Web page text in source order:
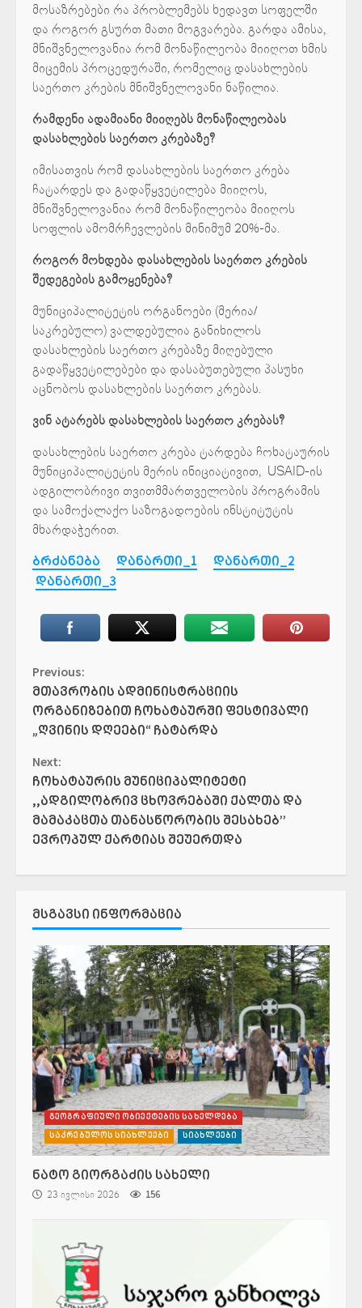
მოსაზრებები რა პრობლემებს ხედავთ სოფელში
და როგორ გსურთ მათი მოგვარება. გარდა ამისა,
მნიშვნელოვანია რომ მონაწილეობა მიიღოთ ხმის
მიცემის პროცედურაში, რომელიც დასახლების
საერთო კრების მნიშვნელოვანი ნაწილია.
რამდენი ადამიანი მიიღებს მონაწილეობას
დასახლების საერთო კრებაზე?
იმისათვის რომ დასახლების საერთო კრება
ჩატარდეს და გადაწყვეტილება მიიღოს,
მნიშვნელოვანია რომ მონაწილეობა მიიღოს
სოფლის ამომრჩევლების მინიმუმ 20%-მა.
როგორ მოხდება დასახლების საერთო კრების
შედეგების გამოყენება?
მუნიციპალიტეტის ორგანოები (მერია/
საკრებულო) ვალდებულია განიხილოს
დასახლების საერთო კრებაზე მიღებული
გადაწყვეტილებები და დასაბუთებული პასუხი
აცნობოს დასახლების საერთო კრებას.
ვინ ატარებს დასახლების საერთო კრებას?
დასახლების საერთო კრება ტარდება ჩოხატაურის
მუნიციპალიტეტის მერის ინიციატივით, USAID-ის
ადგილობრივი თვითმმართველობის პროგრამის
და სამოქალაქო საზოგადოების ინსტიტუტის
მხარდაჭერით.
ბრძანება დანართი_1
დანართი_2
დანართი_3
Continue
Reading
Previous:
მთავრობის ადმინისტრაციის
ორგანიზებით ჩოხატაურში ფესტივალი
„ღვინის დღეები“ ჩატარდა
Next:
ჩოხატაურის მუნიციპალიტეტი
,,ადგილობრივ ცხოვრებაში ქალთა და
მამაკაცთა თანასწორობის შესახებ’’
ევროპულ ქარტიას შეუერთდა
ᲛᲡᲒᲐᲕᲡᲘ ᲘᲜᲤᲝᲠᲛᲐᲪᲘᲐ
გეოგრაფიული ობიექტების სახელდება
საკრებულოს სიახლეები სიახლეები
ნატო გიორგაძის სახელი
23 ივლისი 2026 156